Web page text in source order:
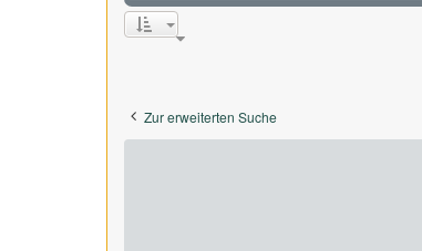
Zur erweiterten Suche